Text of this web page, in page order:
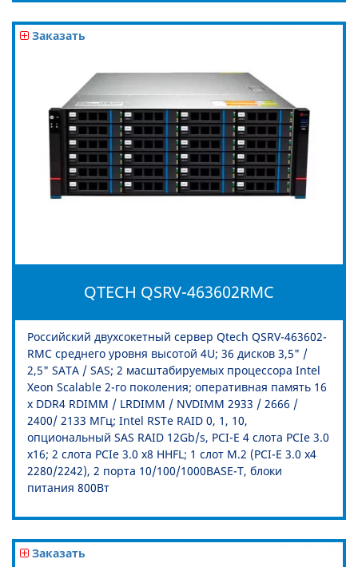
Заказать
QTECH QSRV-463602RMC
Российский двухсокетный сервер Qtech QSRV-463602-
RMC среднего уровня высотой 4U; 36 дисков 3,5" /
2,5" SATA / SAS; 2 масштабируемых процессора Intel
Xeon Scalable 2-го поколения; оперативная память 16
х DDR4 RDIMM / LRDIMM / NVDIMM 2933 / 2666 /
2400/ 2133 МГц; Intel RSTe RAID 0, 1, 10,
опциональный SAS RAID 12Gb/s, PCI-E 4 слота PCIe 3.0
x16; 2 слота PCIe 3.0 x8 HHFL; 1 слот M.2 (PCI-E 3.0 x4
2280/2242), 2 порта 10/100/1000BASE-T, блоки
питания 800Вт
Заказать